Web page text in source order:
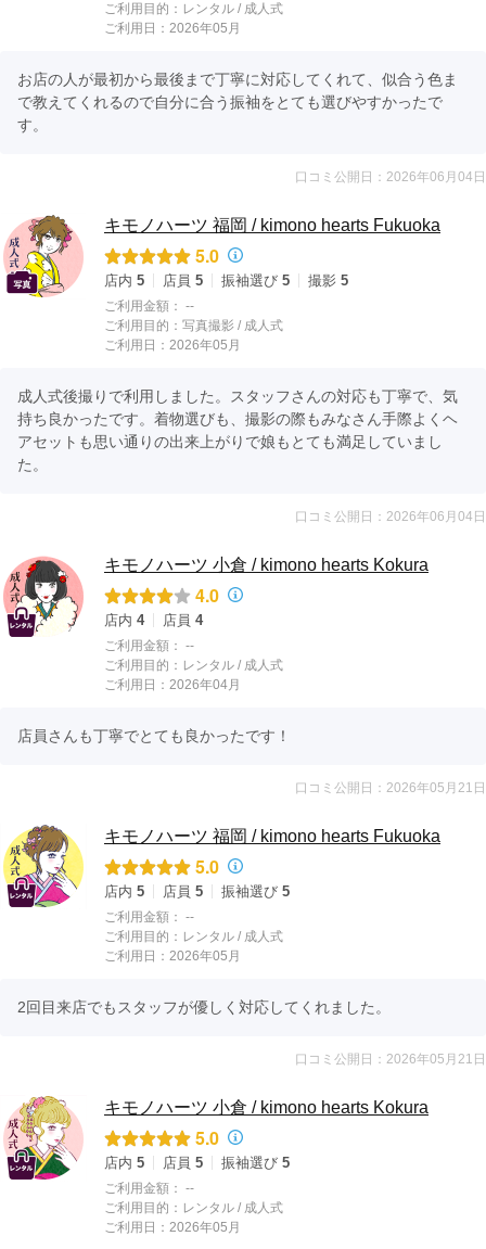
ご利用目的： レンタル / 成人式
ご利用日：2026年05月
お店の人が最初から最後まで丁寧に対応してくれて、似合う色ま
で教えてくれるので自分に合う振袖をとても選びやすかったで
す。
口コミ公開日：2026年06月04日
キモノハーツ 福岡 / kimono hearts Fukuoka
5.0
店内 5 店員 5 振袖選び 5 撮影 5
ご利用金額： --
ご利用目的： 写真撮影 / 成人式
ご利用日：2026年05月
成人式後撮りで利用しました。スタッフさんの対応も丁寧で、気
持ち良かったです。着物選びも、撮影の際もみなさん手際よくヘ
アセットも思い通りの出来上がりで娘もとても満足していまし
た。
口コミ公開日：2026年06月04日
キモノハーツ 小倉 / kimono hearts Kokura
4.0
店内 4 店員 4
ご利用金額： --
ご利用目的： レンタル / 成人式
ご利用日：2026年04月
店員さんも丁寧でとても良かったです！
口コミ公開日：2026年05月21日
キモノハーツ 福岡 / kimono hearts Fukuoka
5.0
店内 5 店員 5 振袖選び 5
ご利用金額： --
ご利用目的： レンタル / 成人式
ご利用日：2026年05月
2回目来店でもスタッフが優しく対応してくれました。
口コミ公開日：2026年05月21日
キモノハーツ 小倉 / kimono hearts Kokura
5.0
店内 5 店員 5 振袖選び 5
ご利用金額： --
ご利用目的： レンタル / 成人式
ご利用日：2026年05月